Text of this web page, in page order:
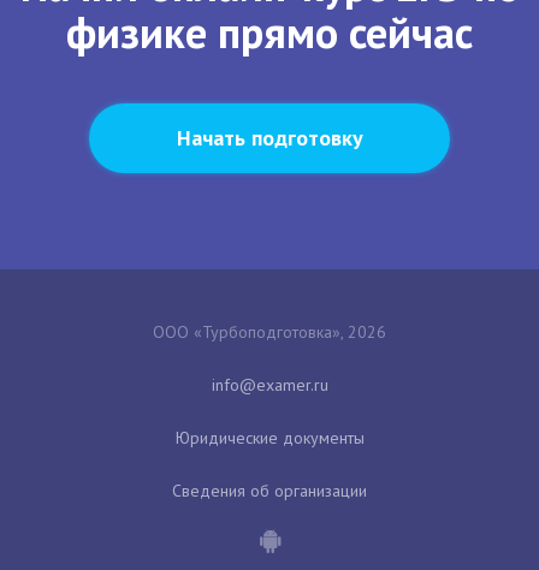
физике прямо сейчас
Начать подготовку
ООО «Турбоподготовка», 2026
Юридические документы
Сведения об организации